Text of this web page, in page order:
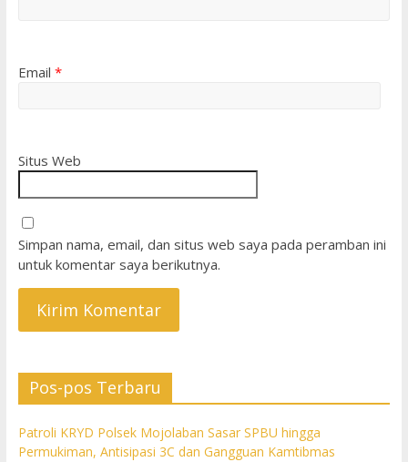
Email *
Situs Web
Simpan nama, email, dan situs web saya pada peramban ini
untuk komentar saya berikutnya.
Pos-pos Terbaru
Patroli KRYD Polsek Mojolaban Sasar SPBU hingga
Permukiman, Antisipasi 3C dan Gangguan Kamtibmas